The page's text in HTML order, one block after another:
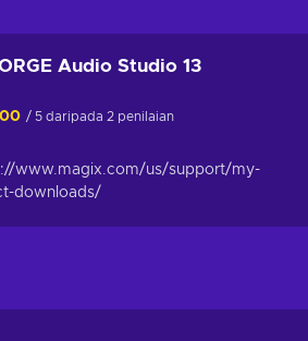
Audio Studio 13
/ 5 daripada 2 penilaian
www.magix.com/us/support/my-
downloads/